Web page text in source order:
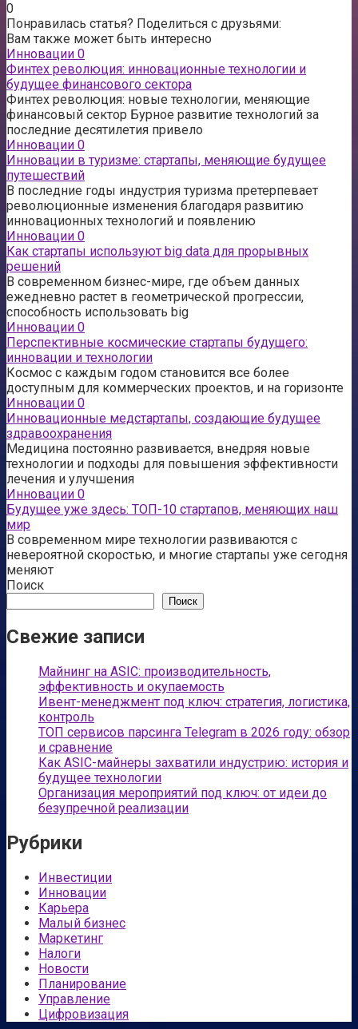
0
Понравилась статья? Поделиться с друзьями:
Вам также может быть интересно
Инновации 0
Финтех революция: инновационные технологии и
будущее финансового сектора
Финтех революция: новые технологии, меняющие
финансовый сектор Бурное развитие технологий за
последние десятилетия привело
Инновации 0
Инновации в туризме: стартапы, меняющие будущее
путешествий
В последние годы индустрия туризма претерпевает
революционные изменения благодаря развитию
инновационных технологий и появлению
Инновации 0
Как стартапы используют big data для прорывных
решений
В современном бизнес-мире, где объем данных
ежедневно растет в геометрической прогрессии,
способность использовать big
Инновации 0
Перспективные космические стартапы будущего:
инновации и технологии
Космос с каждым годом становится все более
доступным для коммерческих проектов, и на горизонте
Инновации 0
Инновационные медстартапы, создающие будущее
здравоохранения
Медицина постоянно развивается, внедряя новые
технологии и подходы для повышения эффективности
лечения и улучшения
Инновации 0
Будущее уже здесь: ТОП-10 стартапов, меняющих наш
мир
В современном мире технологии развиваются с
невероятной скоростью, и многие стартапы уже сегодня
меняют
Поиск
Поиск
Свежие записи
Майнинг на ASIC: производительность,
эффективность и окупаемость
Ивент-менеджмент под ключ: стратегия, логистика,
контроль
ТОП сервисов парсинга Telegram в 2026 году: обзор
и сравнение
Как ASIC-майнеры захватили индустрию: история и
будущее технологии
Организация мероприятий под ключ: от идеи до
безупречной реализации
Рубрики
Инвестиции
Инновации
Карьера
Малый бизнес
Маркетинг
Налоги
Новости
Планирование
Управление
Цифровизация